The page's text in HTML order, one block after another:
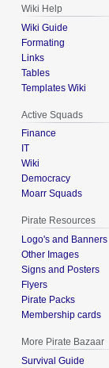
Wiki Help
Wiki Guide
Formating
Links
Tables
Templates Wiki
Active Squads
Finance
IT
Wiki
Democracy
Moarr Squads
Pirate Resources
Logo's and Banners
Other Images
Signs and Posters
Flyers
Pirate Packs
Membership cards
More Pirate Bazaar
Survival Guide